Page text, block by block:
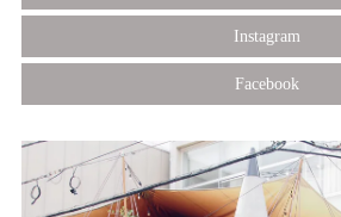
Instagram
Facebook